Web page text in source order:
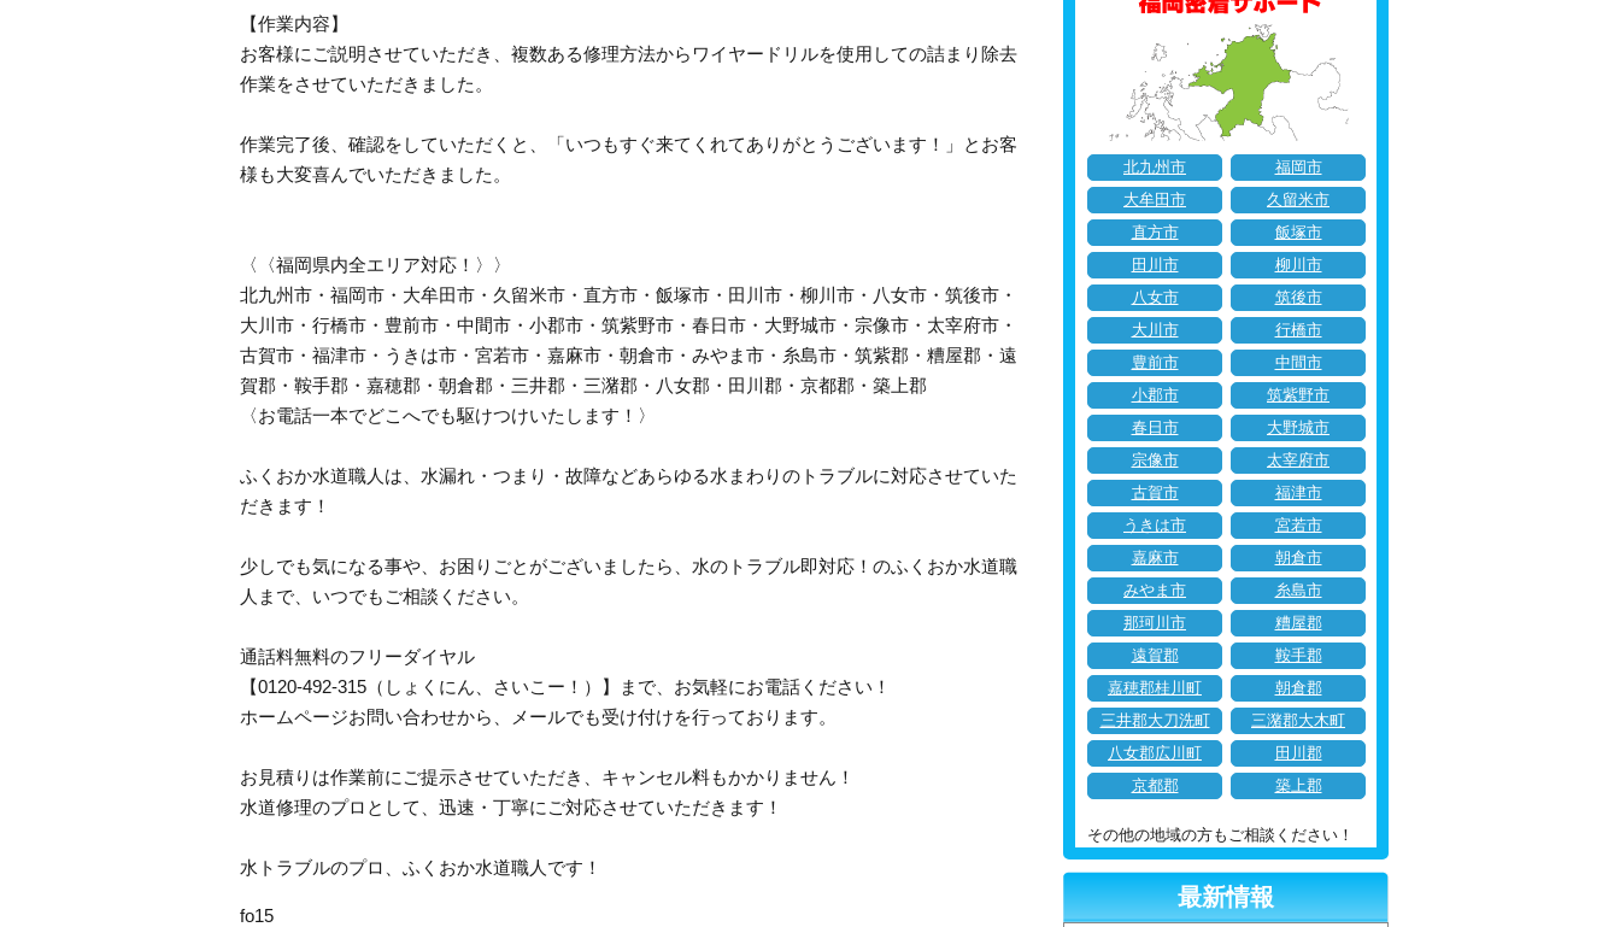
【作業内容】
お客様にご説明させていただき、複数ある修理方法からワイヤードリルを使用しての詰まり除去
作業をさせていただきました。
作業完了後、確認をしていただくと、「いつもすぐ来てくれてありがとうございます！」とお客
様も大変喜んでいただきました。
〈〈福岡県内全エリア対応！〉〉
北九州市・福岡市・大牟田市・久留米市・直方市・飯塚市・田川市・柳川市・八女市・筑後市・
大川市・行橋市・豊前市・中間市・小郡市・筑紫野市・春日市・大野城市・宗像市・太宰府市・
古賀市・福津市・うきは市・宮若市・嘉麻市・朝倉市・みやま市・糸島市・筑紫郡・糟屋郡・遠
賀郡・鞍手郡・嘉穂郡・朝倉郡・三井郡・三潴郡・八女郡・田川郡・京都郡・築上郡
〈お電話一本でどこへでも駆けつけいたします！〉
ふくおか水道職人は、水漏れ・つまり・故障などあらゆる水まわりのトラブルに対応させていた
だきます！
少しでも気になる事や、お困りごとがございましたら、水のトラブル即対応！のふくおか水道職
人まで、いつでもご相談ください。
通話料無料のフリーダイヤル
【0120-492-315（しょくにん、さいこー！）】まで、お気軽にお電話ください！
ホームページお問い合わせから、メールでも受け付けを行っております。
お見積りは作業前にご提示させていただき、キャンセル料もかかりません！
水道修理のプロとして、迅速・丁寧にご対応させていただきます！
水トラブルのプロ、ふくおか水道職人です！
fo15
北九州市
福岡市
大牟田市
久留米市
直方市
飯塚市
田川市
柳川市
八女市
筑後市
大川市
行橋市
豊前市
中間市
小郡市
筑紫野市
春日市
大野城市
宗像市
太宰府市
古賀市
福津市
うきは市
宮若市
嘉麻市
朝倉市
みやま市
糸島市
那珂川市
糟屋郡
遠賀郡
鞍手郡
嘉穂郡桂川町
朝倉郡
三井郡大刀洗町
三潴郡大木町
八女郡広川町
田川郡
京都郡
築上郡
その他の地域の方もご相談ください！
最新情報